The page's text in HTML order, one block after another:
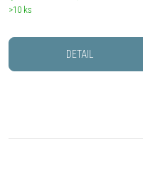
>10 ks
DETAIL